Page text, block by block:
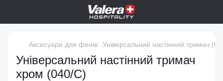
Аксесуари для фенів Універсальний настінний тримач
Універсальний настінний тримач
хром (040/C)